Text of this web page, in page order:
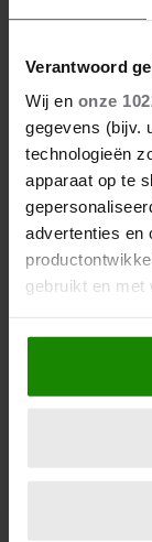
Verantwoord
Wij en onze
gegevens (bijv.
technologieën
apparaat op te
advertenties en
gebruikt en met
Als u het
locatie, die
scannen
verwerkt en
NIET